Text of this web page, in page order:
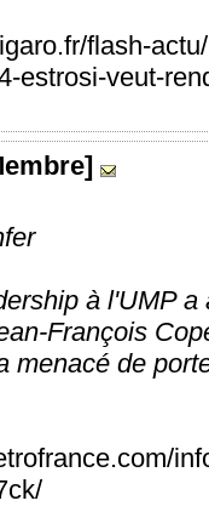
flash-
estrosi-veut-
à l'UMP
François
menacé de